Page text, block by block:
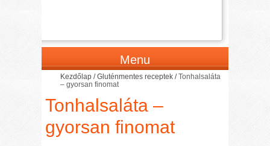
Menu
Kezdőlap /Gluténmentes receptek /Tonhalsaláta
– gyorsan finomat
Tonhalsaláta –
gyorsan finomat